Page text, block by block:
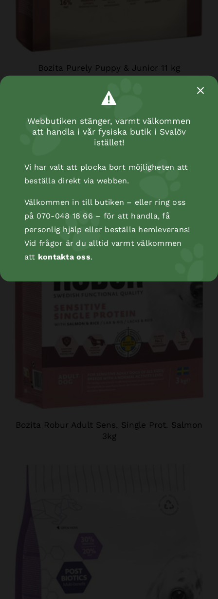
Bozita Purely Puppy & Junior 11 kg
Bozita Robur Adult Sens. Single Prot. Salmon
3kg
Webbutiken stänger, varmt välkommen
att handla i vår fysiska butik i Svalöv
istället!
Vi har valt att plocka bort möjligheten att
beställa direkt via webben.
Välkommen in till butiken – eller ring oss
på 070-048 18 66 – för att handla, få
personlig hjälp eller beställa hemleverans!
Vid frågor är du alltid varmt välkommen
att kontakta oss.